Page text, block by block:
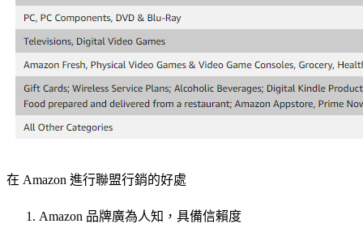
在 Amazon 進行聯盟行銷的好處
Amazon 品牌廣為人知，具備信賴度